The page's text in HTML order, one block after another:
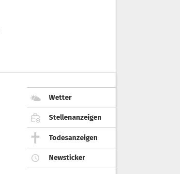
Wetter
Stellenanzeigen
Todesanzeigen
Newsticker